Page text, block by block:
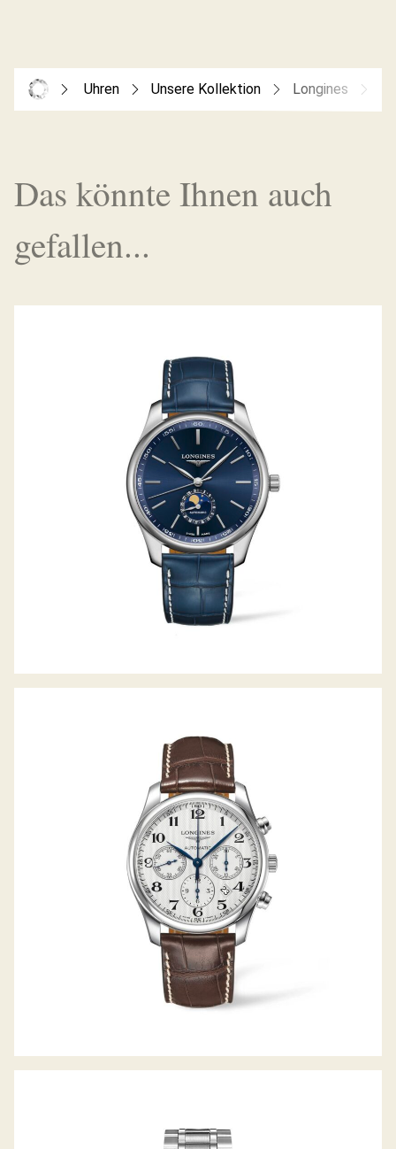
Uhren Unsere Kollektion Longines
Das könnte Ihnen auch
gefallen...
LONGINES THE MASTER COLLECTION
THE MASTER COLLECTION